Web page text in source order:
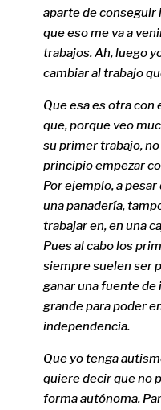
aparte de conseguir
que eso me va a
trabajos. Ah, luego
cambiar al trabajo
Que esa es otra con
que, porque veo
su primer trabajo,
principio empezar
Por ejemplo, a
una panadería,
trabajar en, en una
Pues al cabo los
siempre suelen ser
ganar una fuente de
grande para poder
independencia.
Que yo tenga
quiere decir que no
forma autónoma.